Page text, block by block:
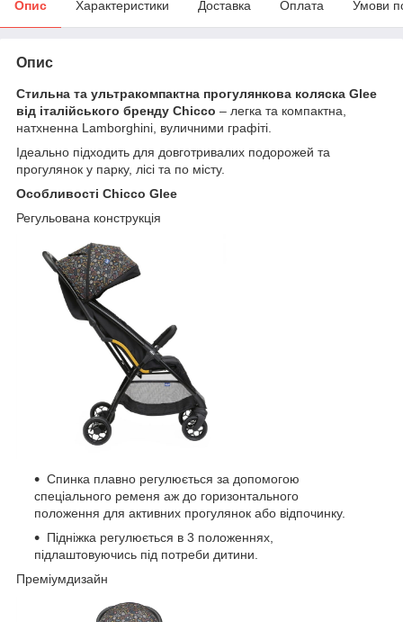
Опис Характеристики Доставка Оплата Умови
Опис
Стильна та ультракомпактна прогулянкова коляска Glee
від італійського бренду Chicco – легка та компактна,
натхненна Lamborghini, вуличними графіті.
Ідеально підходить для довготривалих подорожей та
прогулянок у парку, лісі та по місту.
Особливості Chicco Glee
Регульована конструкція
Спинка плавно регулюється за допомогою
спеціального ременя аж до горизонтального
положення для активних прогулянок або відпочинку.
Підніжка регулюється в 3 положеннях,
підлаштовуючись під потреби дитини.
Преміумдизайн